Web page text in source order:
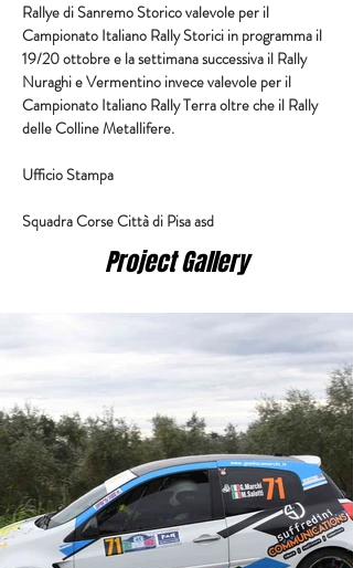
Rallye di Sanremo Storico valevole per il
Campionato Italiano Rally Storici in programma il
19/20 ottobre e la settimana successiva il Rally
Nuraghi e Vermentino invece valevole per il
Campionato Italiano Rally Terra oltre che il Rally
delle Colline Metallifere.
Ufficio Stampa
Squadra Corse Città di Pisa asd
Project Gallery